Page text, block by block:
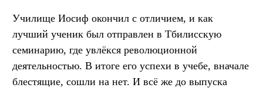
Училище Иосиф окончил с отличием, и как
лучший ученик был отправлен в Тбилисскую
семинарию, где увлёкся революционной
деятельностью. В итоге его успехи в учебе, вначале
блестящие, сошли на нет. И всё же до выпуска